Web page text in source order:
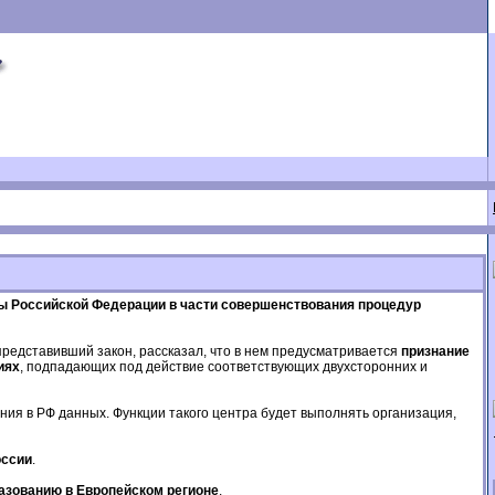
Федерации в части совершенствования процедур
закон, рассказал, что в нем предусматривается признание
, подпадающих под действие соответствующих двухсторонних и
в РФ данных. Функции такого центра будет выполнять организация,
.
в Европейском регионе.